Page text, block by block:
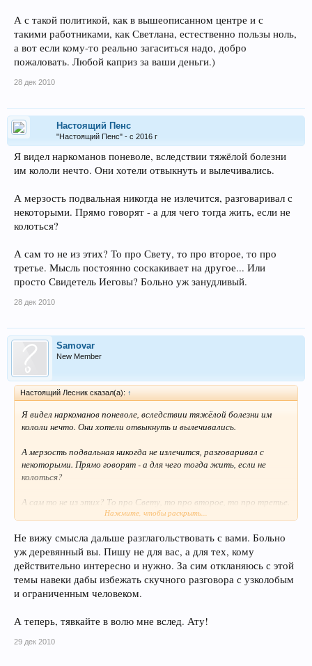
А с такой политикой, как в вышеописанном центре и с
такими работниками, как Светлана, естественно пользы ноль,
а вот если кому-то реально загаситься надо, добро
пожаловать. Любой каприз за ваши деньги.)
28 дек 2010
Настоящий Пенс
"Настоящий Пенс" - с 2016 г
Я видел наркоманов поневоле, вследствии тяжёлой болезни
им кололи нечто. Они хотели отвыкнуть и вылечивались.
А мерзость подвальная никогда не излечится, разговаривал с
некоторыми. Прямо говорят - а для чего тогда жить, если не
колоться?
А сам то не из этих? То про Свету, то про второе, то про
третье. Мысль постоянно соскакивает на другое... Или
просто Свидетель Иеговы? Больно уж занудливый.
28 дек 2010
Samovar
New Member
Настоящий Лесник сказал(а): ↑
Я видел наркоманов поневоле, вследствии тяжёлой болезни им
кололи нечто. Они хотели отвыкнуть и вылечивались.
А мерзость подвальная никогда не излечится, разговаривал с
некоторыми. Прямо говорят - а для чего тогда жить, если не
колоться?
А сам то не из этих? То про Свету, то про второе, то про третье.
Мысль постоянно соскакивает на другое... Или просто Свидетель
Нажмите, чтобы раскрыть...
Не вижу смысла дальше разглагольствовать с вами. Больно
уж деревянный вы. Пишу не для вас, а для тех, кому
действительно интересно и нужно. За сим откланяюсь с этой
темы навеки дабы избежать скучного разговора с узколобым
и ограниченным человеком.
А теперь, тявкайте в волю мне вслед. Ату!
29 дек 2010